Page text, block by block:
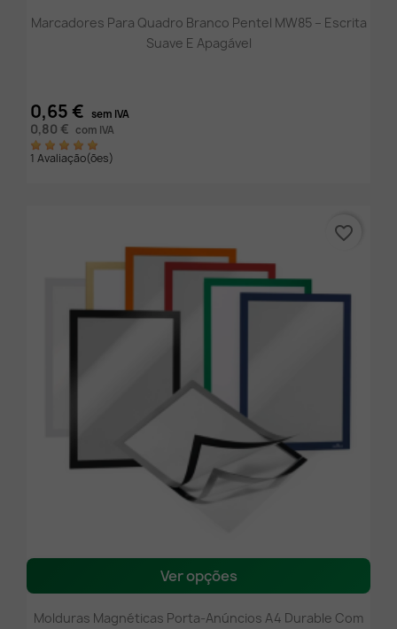
Marcadores Para Quadro Branco Pentel MW85 – Escrita
Suave E Apagável
0,65 € sem IVA
0,80 € com IVA
1 Avaliação(ões)
Ver opções
Molduras Magnéticas Porta-Anúncios A4 Durable Com
favorite_border